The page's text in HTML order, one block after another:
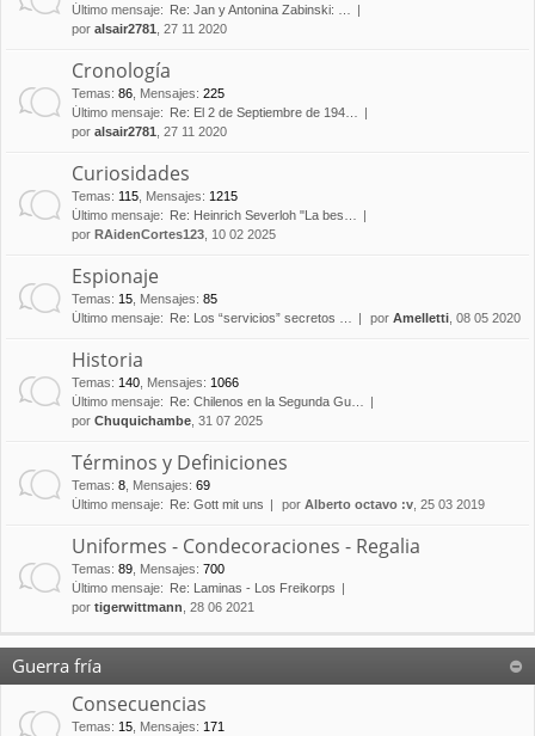
Último mensaje:
Re: Jan y Antonina Zabinski: …
por alsair2781 , 27 11 2020
Cronología
Temas: 86 Mensajes: 225
Último mensaje:
Re: El 2 de Septiembre de 194…
por alsair2781 , 27 11 2020
Curiosidades
Temas: 115 Mensajes: 1215
Último mensaje:
Re: Heinrich Severloh "La bes…
por RAidenCortes123 , 10 02 2025
Espionaje
Temas: 15 Mensajes: 85
Último mensaje:
Re: Los “servicios” secretos … por Amelletti , 08 05 2020
Historia
Temas: 140 Mensajes: 1066
Último mensaje:
Re: Chilenos en la Segunda Gu…
por Chuquichambe , 31 07 2025
Términos y Definiciones
Temas: 8 Mensajes: 69
Último mensaje:
Re: Gott mit uns por Alberto octavo :v , 25 03 2019
Uniformes - Condecoraciones - Regalia
Temas: 89 Mensajes: 700
Último mensaje:
Re: Laminas - Los Freikorps
por tigerwittmann , 28 06 2021
Guerra fría
Consecuencias
Temas: 15 Mensajes: 171